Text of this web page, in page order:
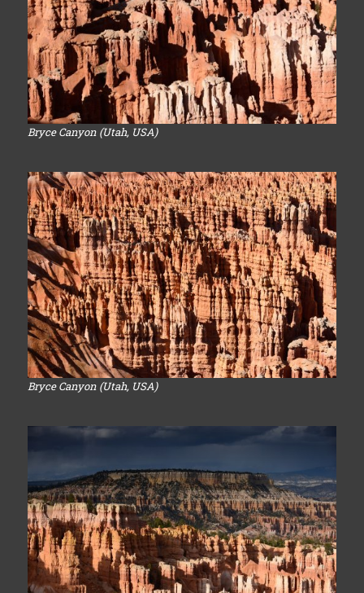
Bryce Canyon (Utah, USA)
Bryce Canyon (Utah, USA)